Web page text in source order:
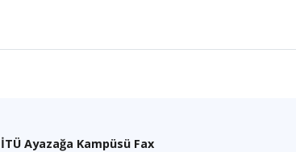
İTÜ Ayazağa Kampüsü Fax